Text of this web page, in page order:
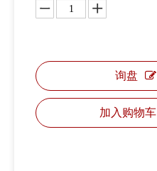
询盘
加入购物车